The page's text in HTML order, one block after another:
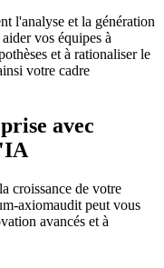
l'analyse et la génération
vos équipes à
et à rationaliser le
votre cadre
avec
croissance de votre
axiomaudit peut vous
avancés et à